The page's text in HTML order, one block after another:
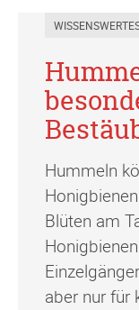
Hummeln
Blüten am
aber nur für